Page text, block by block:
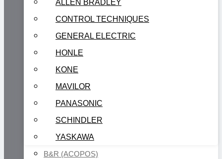
ALLEN BRADLEY
CONTROL TECHNIQUES
GENERAL ELECTRIC
HONLE
KONE
MAVILOR
PANASONIC
SCHINDLER
YASKAWA
B&R (ACOPOS)